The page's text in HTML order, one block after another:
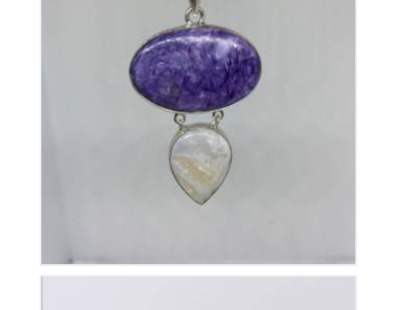
Pendentif Charoïte et Pierre de Lune
390€